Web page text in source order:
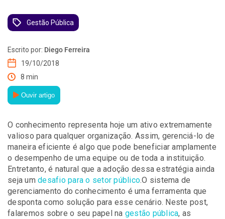
Gestão Pública
Escrito por: Diego Ferreira
19/10/2018
8 min
Ouvir artigo
O conhecimento representa hoje um ativo extremamente
valioso para qualquer organização. Assim, gerenciá-lo de
maneira eficiente é algo que pode beneficiar amplamente
o desempenho de uma equipe ou de toda a instituição.
Entretanto, é natural que a adoção dessa estratégia ainda
seja um desafio para o setor público.O sistema de
gerenciamento do conhecimento é uma ferramenta que
desponta como solução para esse cenário. Neste post,
falaremos sobre o seu papel na gestão pública, as